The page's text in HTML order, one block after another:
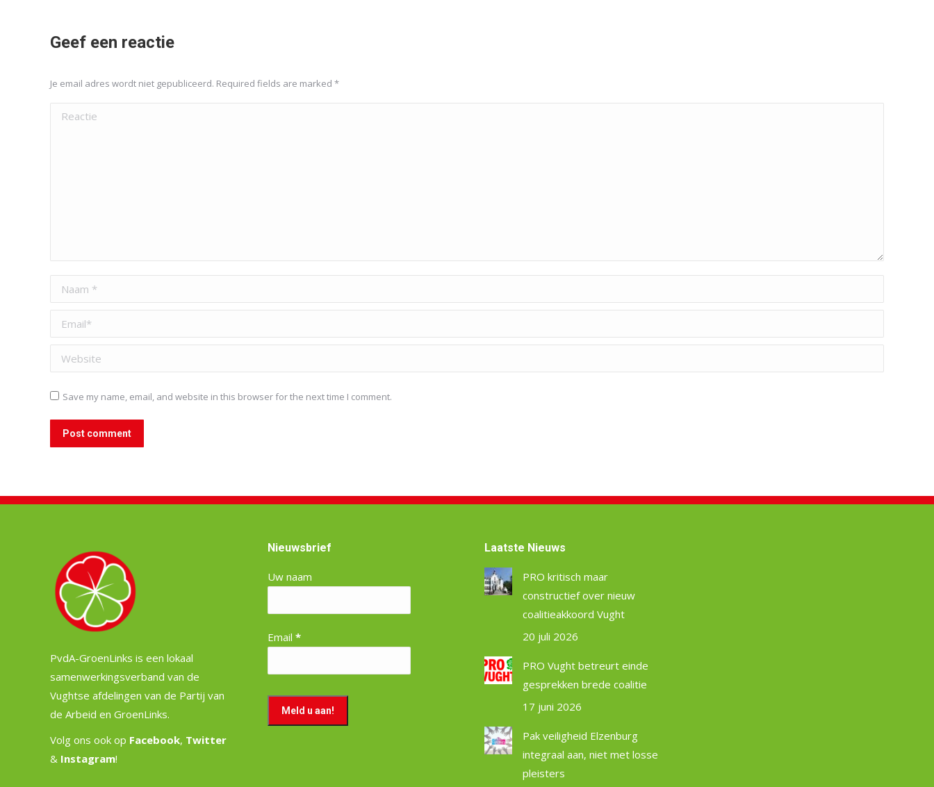
Geef een reactie
Je email adres wordt niet gepubliceerd. Required fields are marked *
Reactie
Naam *
Email *
Website
Save my name, email, and website in this browser for the next time I comment.
Post comment
PvdA-GroenLinks is een lokaal
samenwerkingsverband van de
Vughtse afdelingen van de Partij van
de Arbeid en GroenLinks.
Volg ons ook op Facebook, Twitter
& Instagram!
Nieuwsbrief
Uw naam
Email *
Laatste Nieuws
PRO kritisch maar
constructief over nieuw
coalitieakkoord Vught
20 juli 2026
PRO Vught betreurt einde
gesprekken brede coalitie
17 juni 2026
Pak veiligheid Elzenburg
integraal aan, niet met losse
pleisters